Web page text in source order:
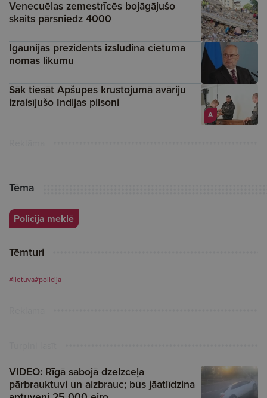
Venecuēlas zemestrīcēs bojāgājušo
skaits pārsniedz 4000
Igaunijas prezidents izsludina cietuma
nomas likumu
A
Sāk tiesāt Apšupes krustojumā avāriju
izraisījušo Indijas pilsoni
Tēma
Policija meklē
Tēmturi
#lietuva#policija
VIDEO: Rīgā sabojā dzelzceļa
pārbrauktuvi un aizbrauc; būs jāatlīdzina